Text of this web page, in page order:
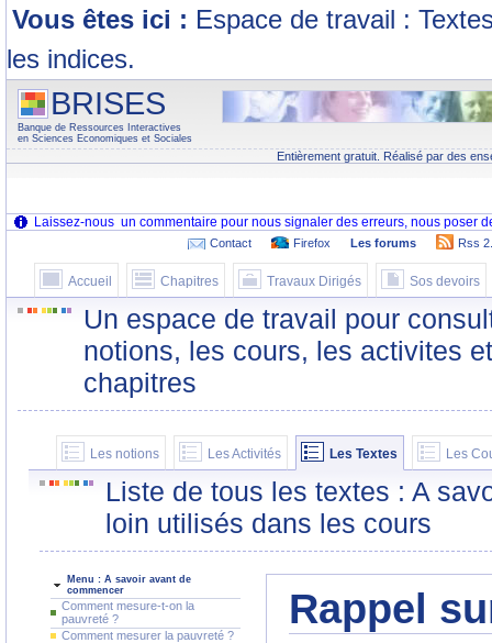
Vous êtes ici : Espace de travail :
les indices.
BRISES
Banque de Ressources Interactives
en Sciences Economiques et Sociales
Entièrement gratuit. Réalisé par des
Contact Firefox Les forums Rss
Accueil Chapitres Travaux Dirigés Sos devoirs
Un espace de travail pour
notions, les cours, les activites
chapitres
Les notions Les Activités Les Textes Les
Liste de tous les textes : A
loin utilisés dans les cours
Menu : A savoir avant de
commencer
Comment mesure-t-on la
pauvreté ?
Comment mesurer la pauvreté ?
Rappel